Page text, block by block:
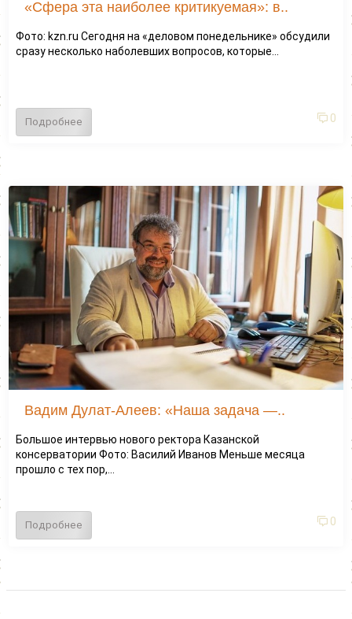
«Сфера эта наиболее критикуемая»: в..
Фото: kzn.ru Сегодня на «деловом понедельнике» обсудили
сразу несколько наболевших вопросов, которые...
Подробнее 0
Вадим Дулат-Алеев: «Наша задача —..
Большое интервью нового ректора Казанской
консерватории Фото: Василий Иванов Меньше месяца
прошло с тех пор,...
Подробнее 0